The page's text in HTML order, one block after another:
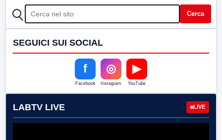
CERCA Cerca
SEGUICI SUI SOCIAL
f
Facebook
◎
Instagram
▶
YouTube
LABTV LIVE LIVE